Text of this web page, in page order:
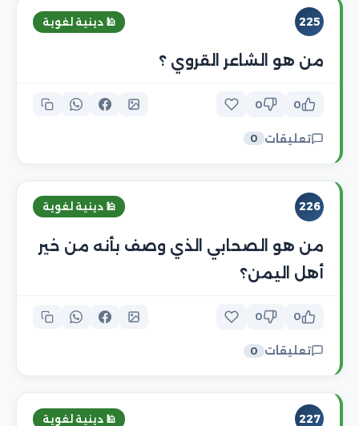
225 🕌 دينية لغوية
من هو الشاعر القروي ؟
0
0
تعليقات 0
226 🕌 دينية لغوية
من هو الصحابي الذي وصف بأنه من خير
أهل اليمن؟
0
0
تعليقات 0
227 🕌 دينية لغوية